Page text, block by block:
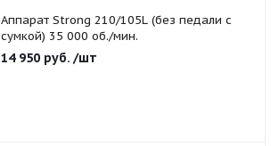
Аппарат Strong 210/105L (без педали с
сумкой) 35 000 об./мин.
14 950 руб. /шт